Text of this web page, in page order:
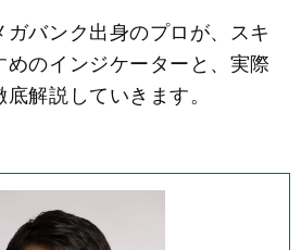
バンク出身のプロが、スキ
めのインジケーターと、実際
解説していきます。